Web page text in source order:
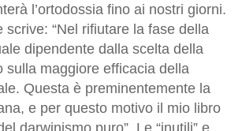
l’ortodossia fino ai nostri giorni.
scrive: “Nel rifiutare la fase della
dipendente dalla scelta della
sulla maggiore efficacia della
Questa è preminentemente la
e per questo motivo il mio libro
darwinismo puro”. Le “inutili” e